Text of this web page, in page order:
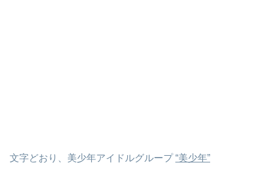
文字どおり、美少年アイドルグループ“美少年”